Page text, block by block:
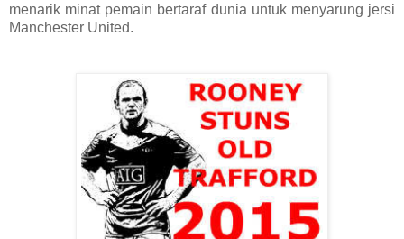
menarik minat pemain bertaraf dunia untuk menyarung jersi
Manchester United.